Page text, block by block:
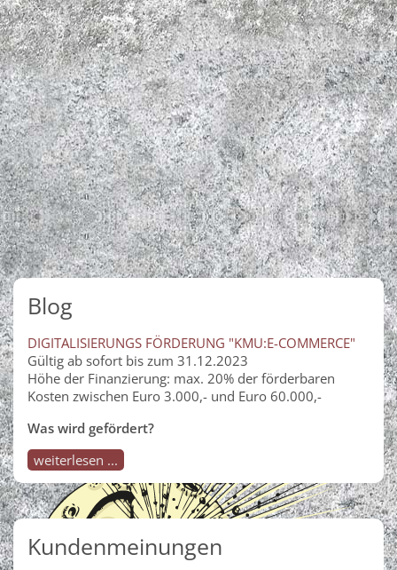
Blog
DIGITALISIERUNGS FÖRDERUNG "KMU:E-COMMERCE"
Gültig ab sofort bis zum 31.12.2023
Höhe der Finanzierung: max. 20% der förderbaren
Kosten zwischen Euro 3.000,- und Euro 60.000,-
Was wird gefördert?
weiterlesen ...
Kundenmeinungen